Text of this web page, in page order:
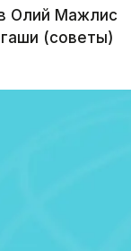
Олий Мажлис
(советы)